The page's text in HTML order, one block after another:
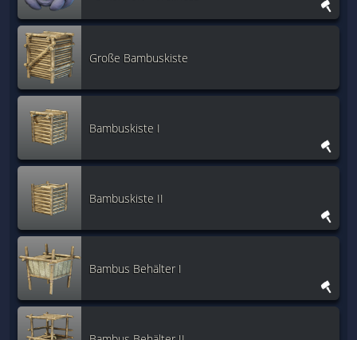
Große Bambuskiste
Bambuskiste I
Bambuskiste II
Bambus Behälter I